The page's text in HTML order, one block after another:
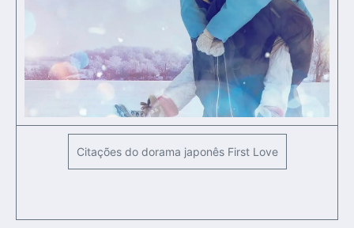
Citações do dorama japonês First Love